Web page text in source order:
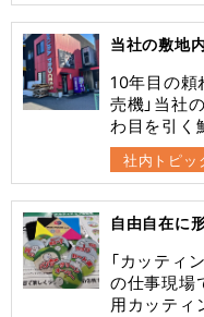
当社の敷地
10年目の頼
売機」当社
わ目を引く
社内トピッ
自由自在に
「カッティ
の仕事現場
用カッティ